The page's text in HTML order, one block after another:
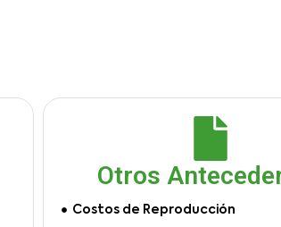
Otros
Costos de Reproducción